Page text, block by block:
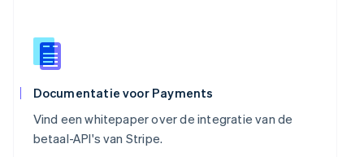
Documentatie voor Payments
Vind een whitepaper over de integratie van de
betaal-API's van Stripe.
Español
Thailand
ไทย
Tsjechië
Vasteland van China
简体中文English